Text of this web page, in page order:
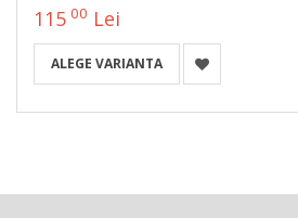
115 00 Lei
ALEGE VARIANTA